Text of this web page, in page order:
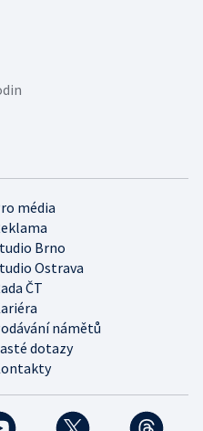
média
Brno
Ostrava
ČT
námětů
dotazy